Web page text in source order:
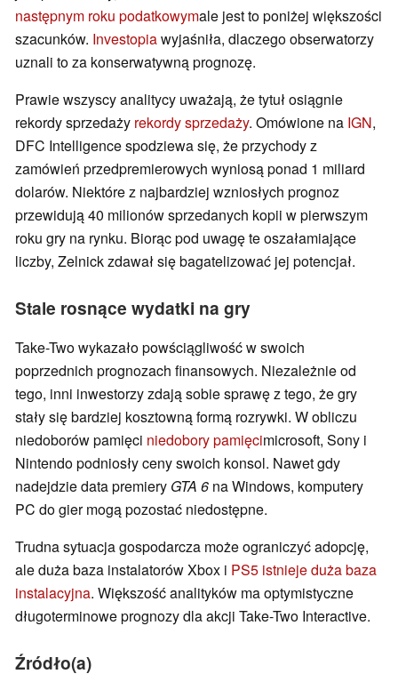
następnym roku podatkowymale jest to poniżej większości
szacunków. Investopiawyjaśniła, dlaczego obserwatorzy
uznali to za konserwatywną prognozę.
Prawie wszyscy analitycy uważają, że tytuł osiągnie
rekordy sprzedaży rekordy sprzedaży. Omówione na IGN,
DFC Intelligence spodziewa się, że przychody z
zamówień przedpremierowych wyniosą ponad 1 miliard
dolarów. Niektóre z najbardziej wzniosłych prognoz
przewidują 40 milionów sprzedanych kopii w pierwszym
roku gry na rynku. Biorąc pod uwagę te oszałamiające
liczby, Zelnick zdawał się bagatelizować jej potencjał.
Stale rosnące wydatki na gry
Take-Two wykazało powściągliwość w swoich
poprzednich prognozach finansowych. Niezależnie od
tego, inni inwestorzy zdają sobie sprawę z tego, że gry
stały się bardziej kosztowną formą rozrywki. W obliczu
niedoborów pamięci niedobory pamięcimicrosoft, Sony i
Nintendo podniosły ceny swoich konsol. Nawet gdy
nadejdzie data premiery GTA 6 na Windows, komputery
PC do gier mogą pozostać niedostępne.
Trudna sytuacja gospodarcza może ograniczyć adopcję,
ale duża baza instalatorów Xbox i PS5 istnieje duża baza
instalacyjna. Większość analityków ma optymistyczne
długoterminowe prognozy dla akcji Take-Two Interactive.
Źródło(a)